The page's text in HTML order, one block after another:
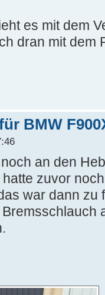
es mit dem
dran mit dem
BMW
an den
zuvor
war dann zu